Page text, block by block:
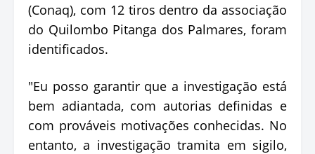
(Conaq), com 12 tiros dentro da associação
do Quilombo Pitanga dos Palmares, foram
identificados.
"Eu posso garantir que a investigação está
bem adiantada, com autorias definidas e
com prováveis motivações conhecidas. No
entanto, a investigação tramita em sigilo,